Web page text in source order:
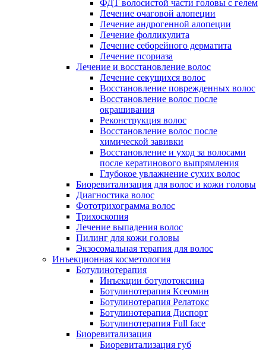
ФДТ волосистой части головы с гелем
Лечение очаговой алопеции
Лечение андрогенной алопеции
Лечение фолликулита
Лечение себорейного дерматита
Лечение псориаза
Лечение и восстановление волос
Лечение секущихся волос
Восстановление поврежденных волос
Восстановление волос после
окрашивания
Реконструкция волос
Восстановление волос после
химической завивки
Восстановление и уход за волосами
после кератинового выпрямления
Глубокое увлажнение сухих волос
Биоревитализация для волос и кожи головы
Диагностика волос
Фототрихограмма волос
Трихоскопия
Лечение выпадения волос
Пилинг для кожи головы
Экзосомальная терапия для волос
Инъекционная косметология
Ботулинотерапия
Инъекции ботулотоксина
Ботулинотерапия Ксеомин
Ботулинотерапия Релатокс
Ботулинотерапия Диспорт
Ботулинотерапия Full face
Биоревитализация
Биоревитализация губ